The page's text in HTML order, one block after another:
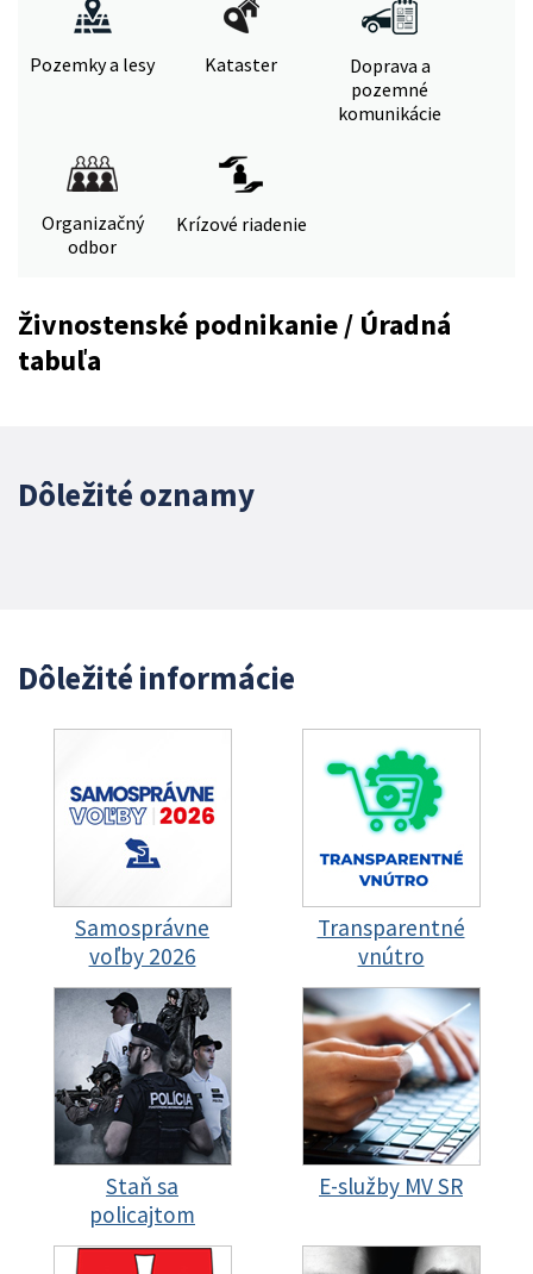
Pozemky a lesy Kataster
Doprava a
pozemné
komunikácie
Organizačný
odbor
Krízové riadenie
Živnostenské podnikanie / Úradná
tabuľa
Dôležité oznamy
Dôležité informácie
Samosprávne
voľby 2026
Transparentné
vnútro
Staň sa
policajtom
E-služby MV SR